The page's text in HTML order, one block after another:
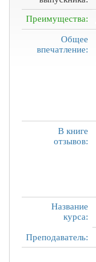
Преимущества:
Общее
впечатление:
В книге
отзывов:
Название
курса:
Преподаватель: